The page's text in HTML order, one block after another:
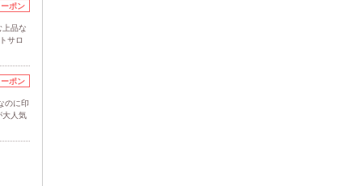
ポン
品な
サロ
ポン
のに印
大人気